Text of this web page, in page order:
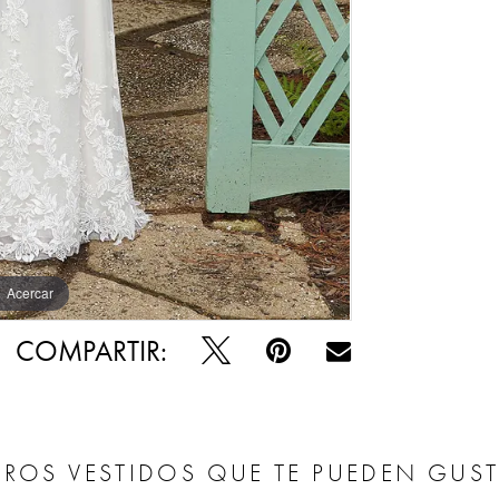
Acercar
Acercar
COMPARTIR:
VESTIDOS QUE TE PUEDEN